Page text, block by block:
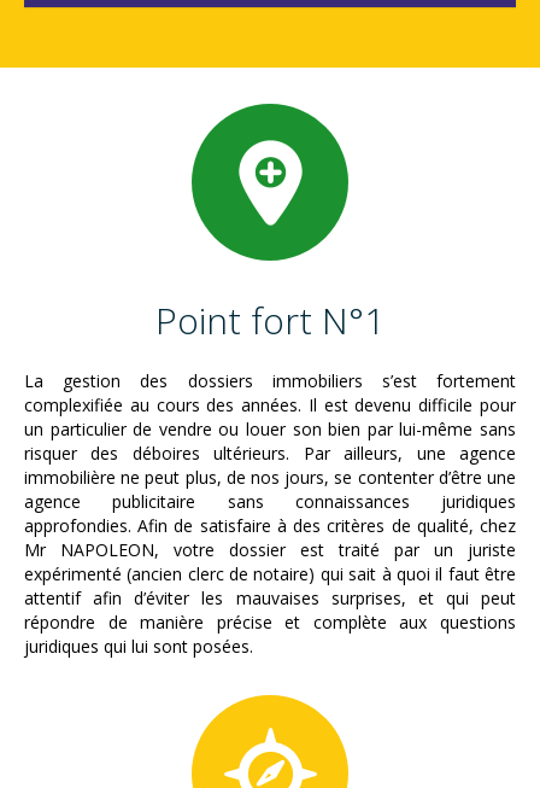
Point fort N°1
La gestion des dossiers immobiliers s’est fortement
complexifiée au cours des années. Il est devenu difficile pour
un particulier de vendre ou louer son bien par lui-même sans
risquer des déboires ultérieurs. Par ailleurs, une agence
immobilière ne peut plus, de nos jours, se contenter d’être une
agence publicitaire sans connaissances juridiques
approfondies. Afin de satisfaire à des critères de qualité, chez
Mr NAPOLEON, votre dossier est traité par un juriste
expérimenté (ancien clerc de notaire) qui sait à quoi il faut être
attentif afin d’éviter les mauvaises surprises, et qui peut
répondre de manière précise et complète aux questions
juridiques qui lui sont posées.